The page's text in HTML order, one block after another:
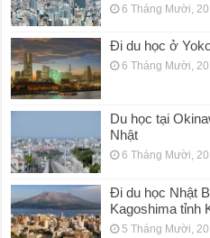
6 Tháng Mười,
Đi du học ở
6 Tháng Mười,
Du học tại
Nhật
6 Tháng Mười,
Đi du học Nhật
Kagoshima tỉnh
5 Tháng Mười,